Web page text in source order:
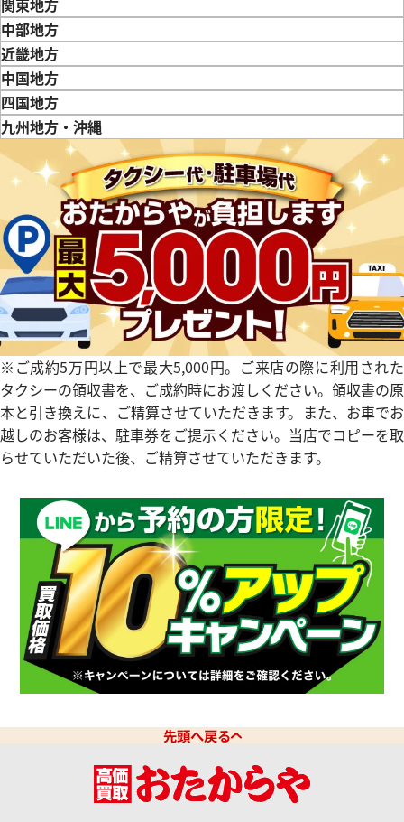
イデイト 128236 アイスブ
格
点の参考買取価格です
ロレックス デイデイト
ルー
参考買取価格
8,519,500円
※2023年11月27日時点の参考
す
イデイト 128236
日時点の参考買取価格です
ロレックス デイデイト
参考買取価格
価格はお問い合わせください
電話で聞く
東京都神奈川県
中部地方
新潟県富山県
近畿地方
三重県滋賀県
中国地方
鳥取県島根県
四国地方
徳島県香川県愛媛県
九州地方・沖縄
福岡県
佐賀県 長崎県 熊本県大分県宮崎県鹿児島県
※ご成約5万円以上で最大5,000円。ご来店の際に利用された
タクシーの領収書を、ご成約時にお渡しください。領収書の原
本と引き換えに、ご精算させていただきます。また、お車でお
越しのお客様は、駐車券をご提示ください。当店でコピーを取
らせていただいた後、ご精算させていただきます。
先頭へ戻る